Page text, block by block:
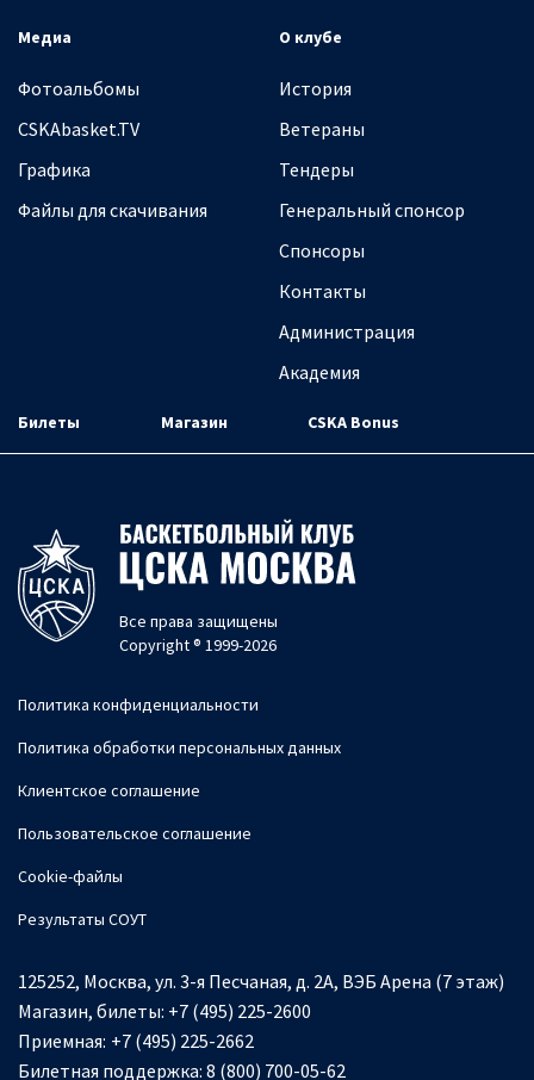
Медиа
Фотоальбомы
CSKAbasket.TV
Графика
Файлы для скачивания
О клубе
История
Ветераны
Тендеры
Генеральный спонсор
Спонсоры
Контакты
Администрация
Академия
Билеты Магазин CSKA Bonus
Все права защищены
Copyright ® 1999-2026
Политика конфиденциальности
Политика обработки персональных данных
Клиентское соглашение
Пользовательское соглашение
Cookie-файлы
Результаты СОУТ
125252, Москва, ул. 3-я Песчаная, д. 2А, ВЭБ Арена (7 этаж)
Магазин, билеты: +7 (495) 225-2600
Приемная: +7 (495) 225-2662
Билетная поддержка: 8 (800) 700-05-62